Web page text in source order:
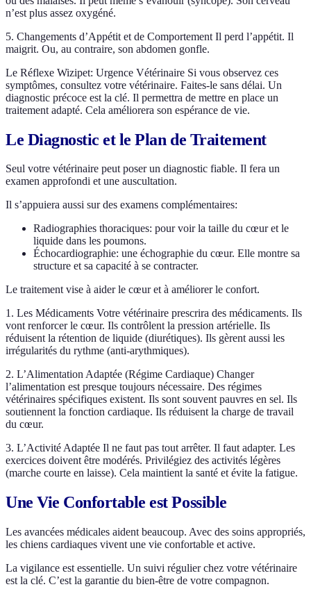
n’est plus assez oxygéné.
5. Changements d’Appétit et de Comportement Il perd l’appétit. Il
maigrit. Ou, au contraire, son abdomen gonfle.
Le Réflexe Wizipet: Urgence Vétérinaire Si vous observez ces
symptômes, consultez votre vétérinaire. Faites-le sans délai. Un
diagnostic précoce est la clé. Il permettra de mettre en place un
traitement adapté. Cela améliorera son espérance de vie.
Le Diagnostic et le Plan de Traitement
Seul votre vétérinaire peut poser un diagnostic fiable. Il fera un
examen approfondi et une auscultation.
Il s’appuiera aussi sur des examens complémentaires:
Radiographies thoraciques: pour voir la taille du cœur et le
liquide dans les poumons.
Échocardiographie: une échographie du cœur. Elle montre sa
structure et sa capacité à se contracter.
Le traitement vise à aider le cœur et à améliorer le confort.
1. Les Médicaments Votre vétérinaire prescrira des médicaments. Ils
vont renforcer le cœur. Ils contrôlent la pression artérielle. Ils
réduisent la rétention de liquide (diurétiques). Ils gèrent aussi les
irrégularités du rythme (anti-arythmiques).
2. L’Alimentation Adaptée (Régime Cardiaque) Changer
l’alimentation est presque toujours nécessaire. Des régimes
vétérinaires spécifiques existent. Ils sont souvent pauvres en sel. Ils
soutiennent la fonction cardiaque. Ils réduisent la charge de travail
du cœur.
3. L’Activité Adaptée Il ne faut pas tout arrêter. Il faut adapter. Les
exercices doivent être modérés. Privilégiez des activités légères
(marche courte en laisse). Cela maintient la santé et évite la fatigue.
Une Vie Confortable est Possible
Les avancées médicales aident beaucoup. Avec des soins appropriés,
les chiens cardiaques vivent une vie confortable et active.
La vigilance est essentielle. Un suivi régulier chez votre vétérinaire
est la clé. C’est la garantie du bien-être de votre compagnon.